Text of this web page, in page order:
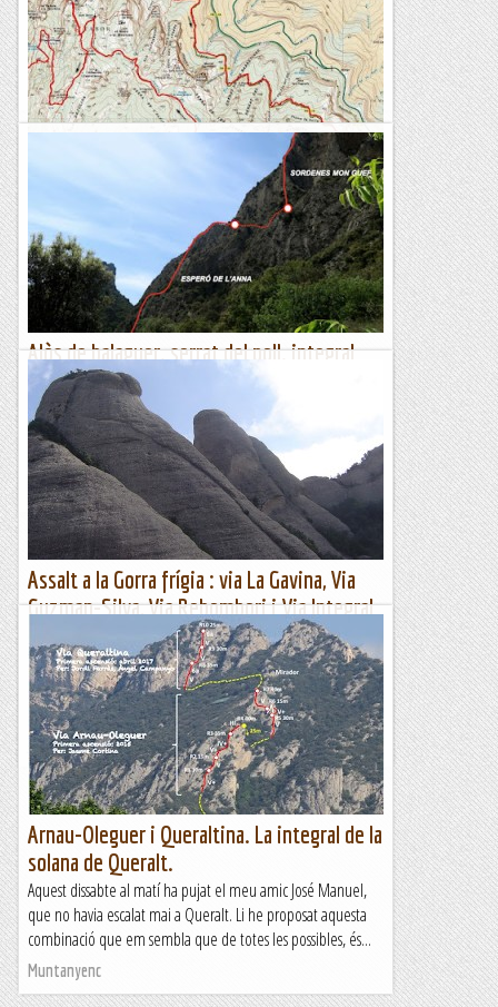
12/09/19. Feia dies què no escalàvem plegat amb el el Remi
i el Josep, avui hem quedat per a grimpar plegats. La
proposta és la Integral del Tabac al Mont-Roig més salvatge....
Joan asín
Volta integral a Montserrat
Dijous 6 de juny 2019Distancia 18,71 kmDesnivell
1.450 mTemps ...
Esqui Montseny
Alòs de balaguer. serrat del poll. integral
esperó de l'anna-sordenes mon guef.
15/05/19. Avui l’idea era fer metres sense complicar-nos
gaire. A Alòs de Balaguer podem fer metres enllaçant vies
degut a la feixa inter- mitja, així què optem per...
Joan asín
Assalt a la Gorra frígia : via La Gavina, Via
Guzman-Silva, Via Rebombori i Via Integral
Aquestes darreres setmanes d'hivern i inici de
primavera he anat força vegades a la Gorra frígia, algunes
tardes...
Jaumegrimp 2
Arnau-Oleguer i Queraltina. La integral de la
solana de Queralt.
Aquest dissabte al matí ha pujat el meu amic José Manuel,
que no havia escalat mai a Queralt. Li he proposat aquesta
combinació que em sembla que de totes les possibles, és...
Muntanyenc